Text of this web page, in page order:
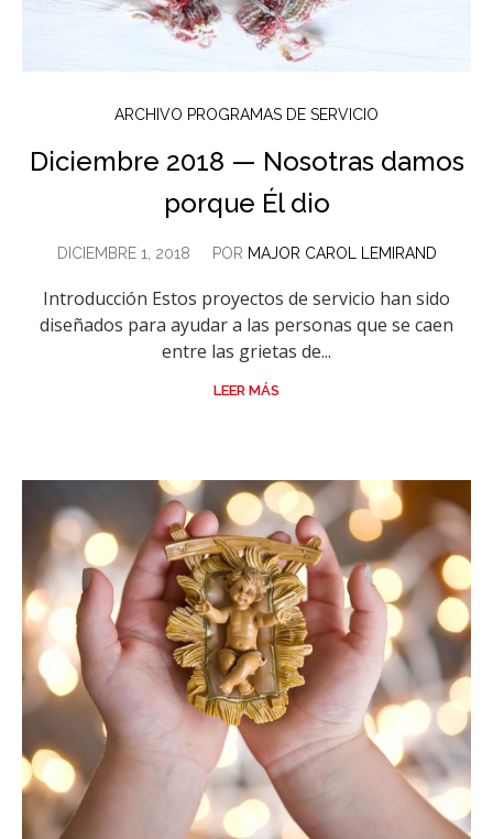
ARCHIVO PROGRAMAS DE SERVICIO
Diciembre 2018 — Nosotras damos
porque Él dio
DICIEMBRE 1, 2018 POR MAJOR CAROL LEMIRAND
Introducción Estos proyectos de servicio han sido
diseñados para ayudar a las personas que se caen
entre las grietas de...
LEER MÁS